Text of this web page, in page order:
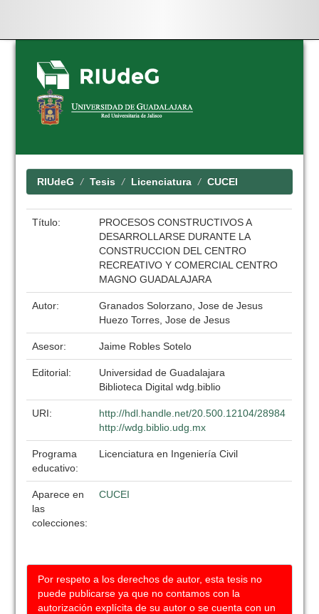
Skip
navigation
RIUdeG Tesis Licenciatura CUCEI
Título:
PROCESOS CONSTRUCTIVOS A
DESARROLLARSE DURANTE LA
CONSTRUCCION DEL CENTRO
RECREATIVO Y COMERCIAL CENTRO
MAGNO GUADALAJARA
Autor:
Granados Solorzano, Jose de Jesus
Huezo Torres, Jose de Jesus
Asesor: Jaime Robles Sotelo
Editorial:
Universidad de Guadalajara
Biblioteca Digital wdg.biblio
URI:
http://hdl.handle.net/20.500.12104/28984
http://wdg.biblio.udg.mx
Programa
educativo:
Licenciatura en Ingeniería Civil
Aparece en
las
colecciones:
CUCEI
Por respeto a los derechos de autor, esta tesis no
puede publicarse ya que no contamos con la
autorización explícita de su autor o se cuenta con un